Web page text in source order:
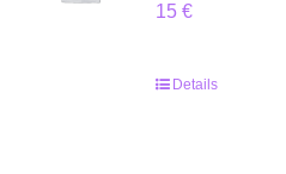
15€
Details